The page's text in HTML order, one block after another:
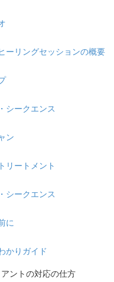
ーリングセッションの概要
シークエンス
ン
リートメント
シークエンス
に
かりガイド
ントの対応の仕方